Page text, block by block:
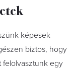
képesek
biztos, hogy
felolvasztunk egy